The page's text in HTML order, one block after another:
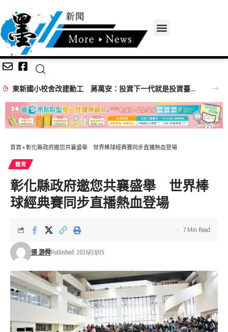
東新國小校舍改建動工 蔣萬安：投資下一代就是投資臺北未來
首頁 » 彰化縣政府邀您共襄盛舉 世界棒球經典賽同步直播熱血登場
體育
彰化縣政府邀您共襄盛舉 世界棒
球經典賽同步直播熱血登場
張 游舜Published: 2026/03/05
7 Min Read